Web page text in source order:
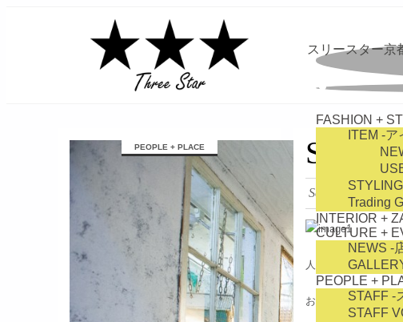
スリースター京
FASHION +
ITEM -ア
STYLING
Trading
INTERIOR +
CULTURE +
NEWS -
PEOPLE +
STAFF -
STAFF
займ на карту онлайн без отказа
PEOPLE + PLACE
September 21, 2015
人気のchampionの
お色はブラックオ